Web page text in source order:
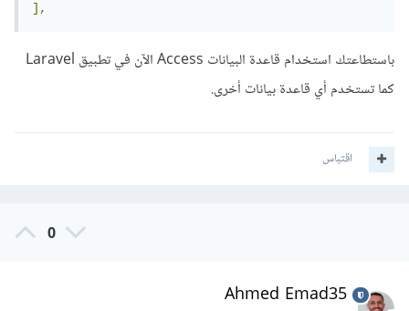
],
باستطاعتك استخدام قاعدة البيانات Access الآن في تطبيق Laravel
كما تستخدم أي قاعدة بيانات أخرى.
اقتباس
0
Ahmed Emad35